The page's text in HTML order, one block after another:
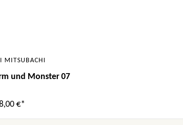
MITSUBACHI
und Monster 07
€*